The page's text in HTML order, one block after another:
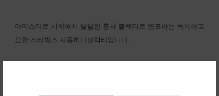
아이스티로 시작해서 달달한 홍차 블랙티로 변모하는 독특하고
묘한 스타벅스 자몽허니블랙티입니다.